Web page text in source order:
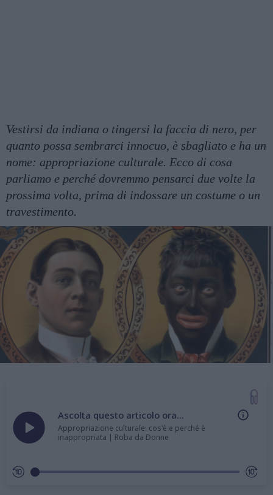
Vestirsi da indiana o tingersi la faccia di nero, per
quanto possa sembrarci innocuo, è sbagliato e ha un
nome: appropriazione culturale. Ecco di cosa
parliamo e perché dovremmo pensarci due volte la
prossima volta, prima di indossare un costume o un
travestimento.
Ascolta questo articolo ora...
Appropriazione culturale: cos'è e perché è
inappropriata | Roba da Donne